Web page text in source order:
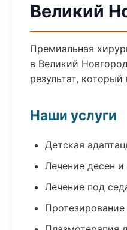
Великий
Премиальная
в Великий
результат, который
Наши услуги
Детская
Лечение десен и
Лечение под